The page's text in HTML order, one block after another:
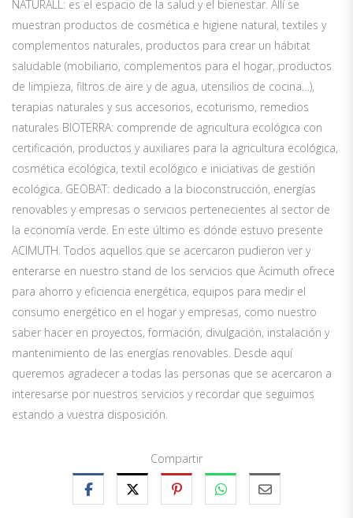
NATURALL: es el espacio de la salud y el bienestar. Allí se
muestran productos de cosmética e higiene natural, textiles y
complementos naturales, productos para crear un hábitat
saludable (mobiliario, complementos para el hogar, productos
de limpieza, filtros de aire y de agua, utensilios de cocina…),
terapias naturales y sus accesorios, ecoturismo, remedios
naturales BIOTERRA: comprende de agricultura ecológica con
certificación, productos y auxiliares para la agricultura ecológica,
cosmética ecológica, textil ecológico e iniciativas de gestión
ecológica. GEOBAT: dedicado a la bioconstrucción, energías
renovables y empresas o servicios pertenecientes al sector de
la economía verde. En este último es dónde estuvo presente
ACIMUTH. Todos aquellos que se acercaron pudieron ver y
enterarse en nuestro stand de los servicios que Acimuth ofrece
para ahorro y eficiencia energética, equipos para medir el
consumo energético en el hogar y empresas, como nuestro
saber hacer en proyectos, formación, divulgación, instalación y
mantenimiento de las energías renovables. Desde aquí
queremos agradecer a todas las personas que se acercaron a
interesarse por nuestros servicios y recordar que seguimos
estando a vuestra disposición.
Compartir